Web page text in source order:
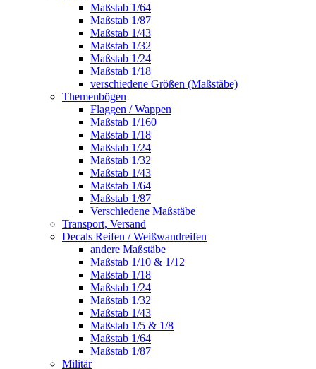
Maßstab 1/64
Maßstab 1/87
Maßstab 1/43
Maßstab 1/32
Maßstab 1/24
Maßstab 1/18
verschiedene Größen (Maßstäbe)
Themenbögen
Flaggen / Wappen
Maßstab 1/160
Maßstab 1/18
Maßstab 1/24
Maßstab 1/32
Maßstab 1/43
Maßstab 1/64
Maßstab 1/87
Verschiedene Maßstäbe
Transport, Versand
Decals Reifen / Weißwandreifen
andere Maßstäbe
Maßstab 1/10 & 1/12
Maßstab 1/18
Maßstab 1/24
Maßstab 1/32
Maßstab 1/43
Maßstab 1/5 & 1/8
Maßstab 1/64
Maßstab 1/87
Militär